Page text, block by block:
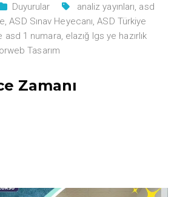
Duyurular analiz yayınları, asd
,ASD Sınav Heyecanı,ASD Türkiye
asd 1 numara, elazığ lgs ye hazırlık
Tasarım
Zamanı